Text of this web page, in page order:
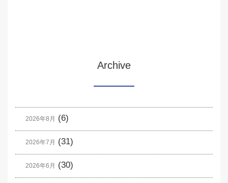
Archive
2026年8月 (6)
2026年7月 (31)
2026年6月 (30)